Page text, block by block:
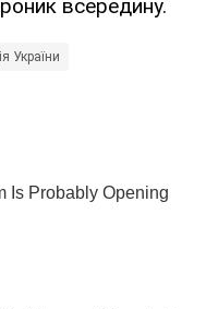
всередину.
України